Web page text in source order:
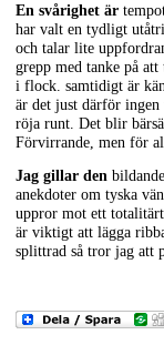
En svårighet är
har valt en tydligt
och talar lite
grepp med tanke på
i flock. samtidigt är
är det just därför ingen
röja runt. Det blir
Förvirrande, men för
Jag gillar den
anekdoter om tyska
uppror mot ett
är viktigt att lägga
splittrad så tror jag att